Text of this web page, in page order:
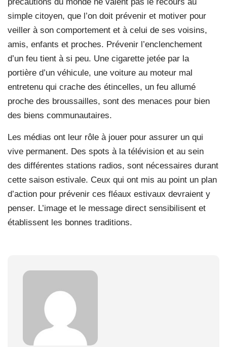
simple citoyen, que l’on doit prévenir et motiver pour
veiller à son comportement et à celui de ses voisins,
amis, enfants et proches. Prévenir l’enclenchement
d’un feu tient à si peu. Une cigarette jetée par la
portière d’un véhicule, une voiture au moteur mal
entretenu qui crache des étincelles, un feu allumé
proche des broussailles, sont des menaces pour bien
des biens communautaires.
Les médias ont leur rôle à jouer pour assurer un qui
vive permanent. Des spots à la télévision et au sein
des différentes stations radios, sont nécessaires durant
cette saison estivale. Ceux qui ont mis au point un plan
d’action pour prévenir ces fléaux estivaux devraient y
penser. L’image et le message direct sensibilisent et
établissent les bonnes traditions.